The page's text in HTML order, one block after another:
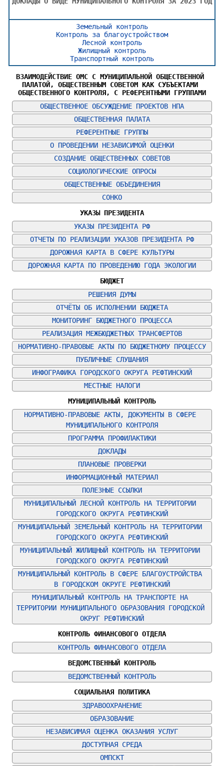
Земельный контроль
Контроль за благоустройством
Лесной контроль
Жилищный контроль
Транспортный контроль
ВЗАИМОДЕЙСТВИЕ ОМС С МУНИЦИПАЛЬНОЙ ОБЩЕСТВЕННОЙ
ПАЛАТОЙ, ОБЩЕСТВЕННЫМ СОВЕТОМ КАК СУБЪЕКТАМИ
ОБЩЕСТВЕННОГО КОНТРОЛЯ, С РЕФЕРЕНТНЫМИ ГРУППАМИ
ОБЩЕСТВЕННОЕ ОБСУЖДЕНИЕ ПРОЕКТОВ НПА
ОБЩЕСТВЕННАЯ ПАЛАТА
РЕФЕРЕНТНЫЕ ГРУППЫ
О ПРОВЕДЕНИИ НЕЗАВИСИМОЙ ОЦЕНКИ
СОЗДАНИЕ ОБЩЕСТВЕННЫХ СОВЕТОВ
СОЦИОЛОГИЧЕСКИЕ ОПРОСЫ
ОБЩЕСТВЕННЫЕ ОБЪЕДИНЕНИЯ
СОНКО
УКАЗЫ ПРЕЗИДЕНТА
УКАЗЫ ПРЕЗИДЕНТА РФ
ОТЧЕТЫ ПО РЕАЛИЗАЦИИ УКАЗОВ ПРЕЗИДЕНТА РФ
ДОРОЖНАЯ КАРТА В СФЕРЕ КУЛЬТУРЫ
ДОРОЖНАЯ КАРТА ПО ПРОВЕДЕНИЮ ГОДА ЭКОЛОГИИ
БЮДЖЕТ
РЕШЕНИЯ ДУМЫ
ОТЧЁТЫ ОБ ИСПОЛНЕНИИ БЮДЖЕТА
МОНИТОРИНГ БЮДЖЕТНОГО ПРОЦЕССА
РЕАЛИЗАЦИЯ МЕЖБЮДЖЕТНЫХ ТРАНСФЕРТОВ
НОРМАТИВНО-ПРАВОВЫЕ АКТЫ ПО БЮДЖЕТНОМУ ПРОЦЕССУ
ПУБЛИЧНЫЕ СЛУШАНИЯ
ИНФОГРАФИКА ГОРОДСКОГО ОКРУГА РЕФТИНСКИЙ
МЕСТНЫЕ НАЛОГИ
МУНИЦИПАЛЬНЫЙ КОНТРОЛЬ
НОРМАТИВНО-ПРАВОВЫЕ АКТЫ, ДОКУМЕНТЫ В СФЕРЕ
МУНИЦИПАЛЬНОГО КОНТРОЛЯ
ПРОГРАММА ПРОФИЛАКТИКИ
ДОКЛАДЫ
ПЛАНОВЫЕ ПРОВЕРКИ
ИНФОРМАЦИОННЫЙ МАТЕРИАЛ
ПОЛЕЗНЫЕ ССЫЛКИ
МУНИЦИПАЛЬНЫЙ ЛЕСНОЙ КОНТРОЛЬ НА ТЕРРИТОРИИ
ГОРОДСКОГО ОКРУГА РЕФТИНСКИЙ
МУНИЦИПАЛЬНЫЙ ЗЕМЕЛЬНЫЙ КОНТРОЛЬ НА ТЕРРИТОРИИ
ГОРОДСКОГО ОКРУГА РЕФТИНСКИЙ
МУНИЦИПАЛЬНЫЙ ЖИЛИЩНЫЙ КОНТРОЛЬ НА ТЕРРИТОРИИ
ГОРОДСКОГО ОКРУГА РЕФТИНСКИЙ
МУНИЦИПАЛЬНЫЙ КОНТРОЛЬ В СФЕРЕ БЛАГОУСТРОЙСТВА
В ГОРОДСКОМ ОКРУГЕ РЕФТИНСКИЙ
МУНИЦИПАЛЬНЫЙ КОНТРОЛЬ НА ТРАНСПОРТЕ НА
ТЕРРИТОРИИ МУНИЦИПАЛЬНОГО ОБРАЗОВАНИЯ ГОРОДСКОЙ
ОКРУГ РЕФТИНСКИЙ
КОНТРОЛЬ ФИНАНСОВОГО ОТДЕЛА
КОНТРОЛЬ ФИНАНСОВОГО ОТДЕЛА
ВЕДОМСТВЕННЫЙ КОНТРОЛЬ
ВЕДОМСТВЕННЫЙ КОНТРОЛЬ
СОЦИАЛЬНАЯ ПОЛИТИКА
ЗДРАВООХРАНЕНИЕ
ОБРАЗОВАНИЕ
НЕЗАВИСИМАЯ ОЦЕНКА ОКАЗАНИЯ УСЛУГ
ДОСТУПНАЯ СРЕДА
ОМПСКТ